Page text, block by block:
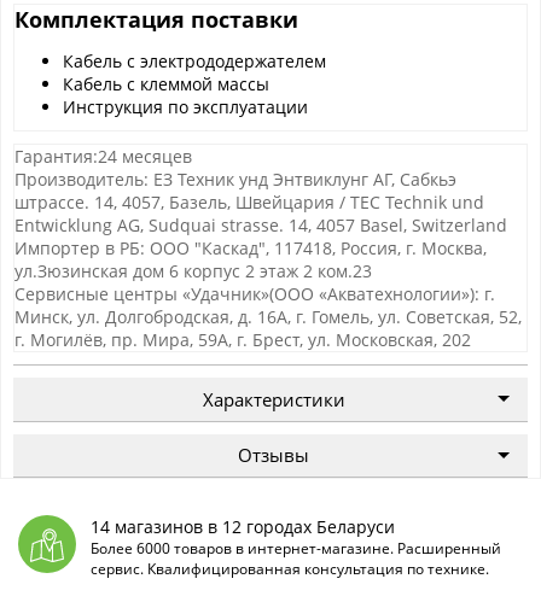
Комплектация поставки
Кабель с электрододержателем
Кабель с клеммой массы
Инструкция по эксплуатации
Гарантия:24 месяцев
Производитель: ЕЗ Техник унд Энтвиклунг АГ, Сабкьэ
штрассе. 14, 4057, Базель, Швейцария / TEC Technik und
Entwicklung AG, Sudquai strasse. 14, 4057 Basel, Switzerland
Импортер в РБ: ООО "Каскад", 117418, Россия, г. Москва,
ул.Зюзинская дом 6 корпус 2 этаж 2 ком.23
Сервисные центры «Удачник»(ООО «Акватехнологии»): г.
Минск, ул. Долгобродская, д. 16А, г. Гомель, ул. Советская, 52,
г. Могилёв, пр. Мира, 59А, г. Брест, ул. Московская, 202
Характеристики
Отзывы
14 магазинов в 12 городах Беларуси
Более 6000 товаров в интернет-магазине. Расширенный
сервис. Квалифицированная консультация по технике.